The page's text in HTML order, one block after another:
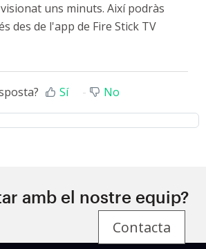
uns minuts. Així podràs
des de l'app de Fire Stick TV
Sí No
amb el nostre equip?
Contacta